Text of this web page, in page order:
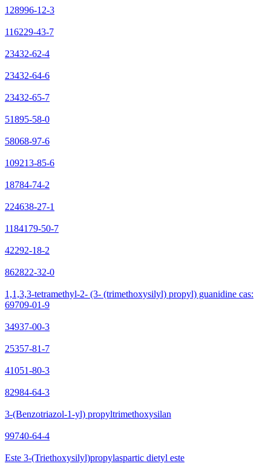
128996-12-3
116229-43-7
23432-62-4
23432-64-6
23432-65-7
51895-58-0
58068-97-6
109213-85-6
18784-74-2
224638-27-1
1184179-50-7
42292-18-2
862822-32-0
1,1,3,3-tetramethyl-2- (3- (trimethoxysilyl) propyl) guanidine cas:
69709-01-9
34937-00-3
25357-81-7
41051-80-3
82984-64-3
3-(Benzotriazol-1-yl) propyltrimethoxysilan
99740-64-4
Este 3-(Triethoxysilyl)propylaspartic dietyl este